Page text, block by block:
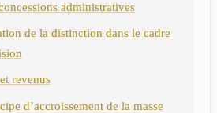
administratives
de la distinction dans le cadre
revenus
d’accroissement de la masse